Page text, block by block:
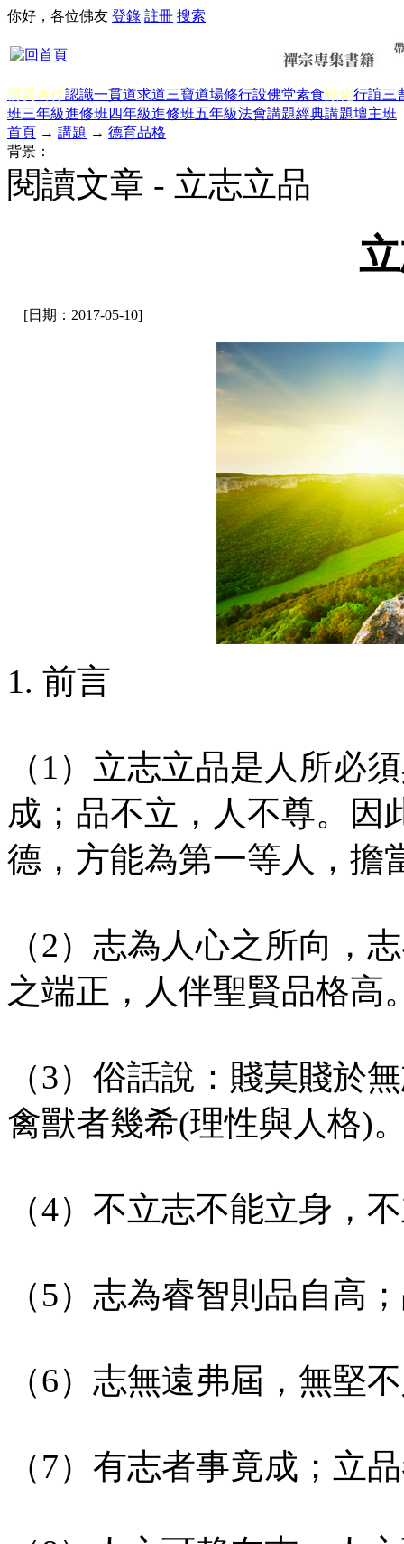
你好，各位佛友 登錄 註冊 搜索
前賢著作認識一貫道求道三寶道場修行設佛堂素食顯化行誼三
班三年級進修班四年級進修班五年級法會講題經典講題壇主班
首頁 → 講題 → 德育品格
背景：
閱讀文章 - 立志立品
[日期：2017-05-10]
1. 前言
（1）立志立品是人所必
成；品不立，人不尊。因
德，方能為第一等人，擔
（2）志為人心之所向，
之端正，人伴聖賢品格高
（3）俗話說：賤莫賤於
禽獸者幾希(理性與人格)
（4）不立志不能立身，
（5）志為睿智則品自高
（6）志無遠弗屆，無堅
（7）有志者事竟成；立